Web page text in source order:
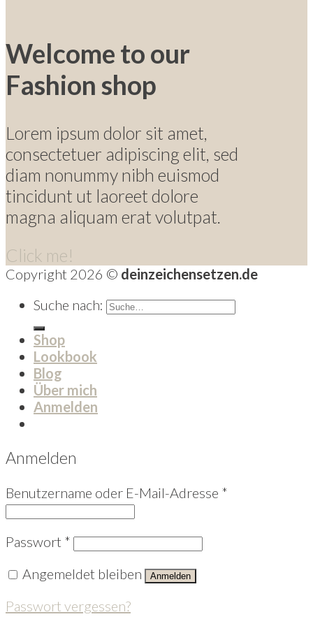
Welcome to our
Fashion shop
Lorem ipsum dolor sit amet,
consectetuer adipiscing elit, sed
diam nonummy nibh euismod
tincidunt ut laoreet dolore
magna aliquam erat volutpat.
Click me!
Copyright 2026 © deinzeichensetzen.de
Suche nach:
Shop
Lookbook
Blog
Über mich
Anmelden
Anmelden
Benutzername oder E-Mail-Adresse *
Passwort *
Angemeldet bleiben
Anmelden
Passwort vergessen?